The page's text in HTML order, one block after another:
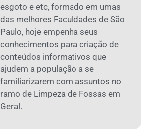
esgoto e etc, formado em umas
das melhores Faculdades de São
Paulo, hoje empenha seus
conhecimentos para criação de
conteúdos informativos que
ajudem a população a se
familiarizarem com assuntos no
ramo de Limpeza de Fossas em
Geral.